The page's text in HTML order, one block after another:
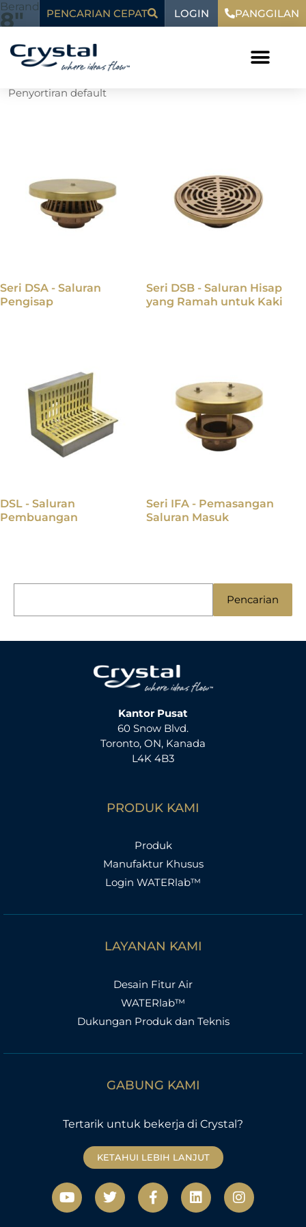
konten
Loncat
ke
PENCARIAN CEPAT LOGIN PANGGILAN
Pencarian
Beranda "8"
8"
Menampilkan semua 4 hasil
Seri DSA - Saluran
Pengisap
Seri DSB - Saluran Hisap
yang Ramah untuk Kaki
DSL - Saluran
Pembuangan
Seri IFA - Pemasangan
Saluran Masuk
Kantor Pusat
60 Snow Blvd.
Toronto, ON, Kanada
L4K 4B3
PRODUK KAMI
Produk
Manufaktur Khusus
Login WATERlab™
LAYANAN KAMI
Desain Fitur Air
WATERlab™
Dukungan Produk dan Teknis
GABUNG KAMI
Tertarik untuk bekerja di Crystal?
KETAHUI LEBIH LANJUT
Y
o
u
T
w
i
F
a
c
L
i
n
I
n
s